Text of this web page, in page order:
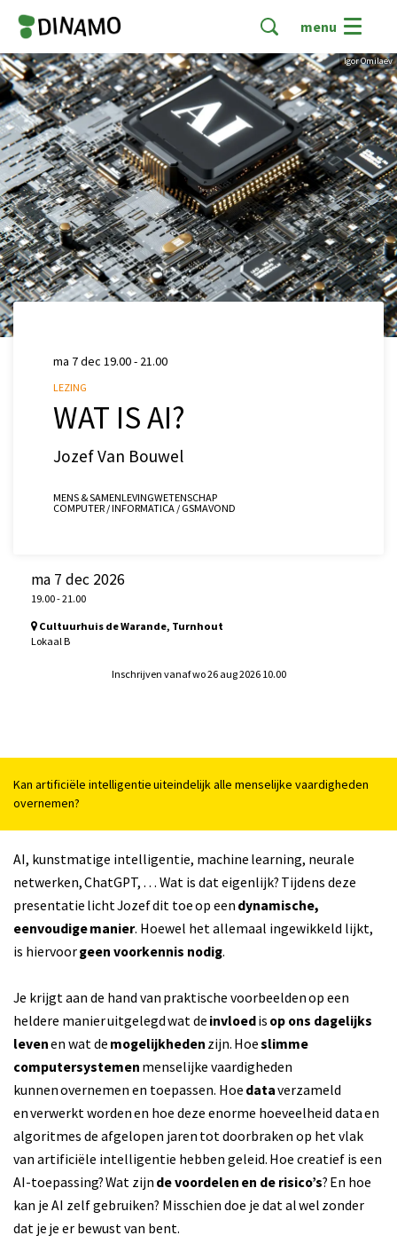
menu
Igor Omilaev
WAT IS AI?
Jozef Van Bouwel
LEZING
ma 7 dec 19.00 - 21.00
MENS & SAMENLEVINGWETENSCHAP
COMPUTER / INFORMATICA / GSMAVOND
ma 7 dec 2026
19.00-21.00
Cultuurhuis de Warande, Turnhout
Lokaal B
Inschrijven vanaf wo 26 aug 2026 10.00
Kan artificiële intelligentie uiteindelijk alle menselijke vaardigheden
overnemen?
AI, kunstmatige intelligentie, machine learning, neurale
netwerken, ChatGPT, … Wat is dat eigenlijk? Tijdens deze
presentatie licht Jozef dit toe op een dynamische,
eenvoudige manier. Hoewel het allemaal ingewikkeld lijkt,
is hiervoorgeen voorkennis nodig.
Je krijgt aan de hand van praktische voorbeelden op een
heldere manier uitgelegd wat de invloedis op ons dagelijks
levenen wat de mogelijkheden zijn. Hoeslimme
computersystemen menselijke vaardigheden
kunnen overnemen en toepassen. Hoe dataverzameld
en verwerkt worden en hoe deze enorme hoeveelheid data en
algoritmes de afgelopen jaren tot doorbraken op het vlak
van artificiële intelligentie hebben geleid. Hoe creatief is een
AI-toepassing? Wat zijn de voordelen en de risico’s? En hoe
kan je AI zelf gebruiken? Misschien doe je dat al wel zonder
dat je je er bewust van bent.